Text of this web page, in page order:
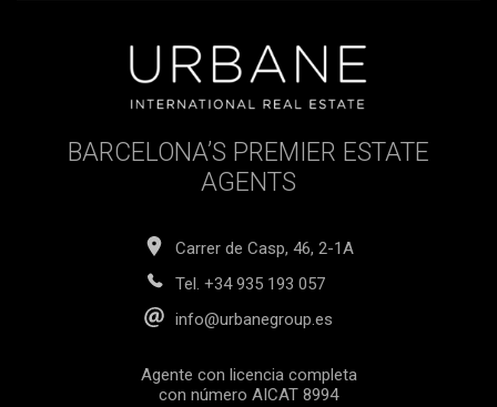
BARCELONA’S PREMIER ESTATE
AGENTS
Carrer de Casp, 46, 2-1A
Tel. +34 935 193 057
info@urbanegroup.es
Agente con licencia completa
con número AICAT 8994